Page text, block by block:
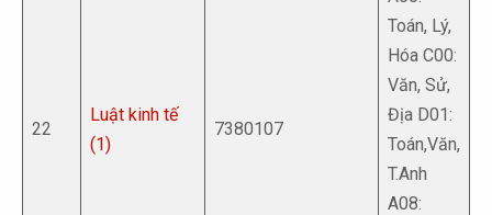
22
Luật kinh tế
(1)
7380107
Toán, Lý,
Hóa C00:
Văn, Sử,
Địa D01:
Toán,Văn,
T.Anh
A08: